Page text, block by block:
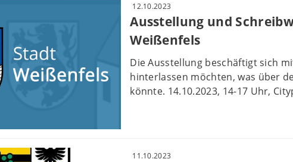
12.10.2023
Ausstellung und
Weißenfels
Die Ausstellung beschäftigt sich
hinterlassen möchten, was über
könnte. 14.10.2023, 14-17 Uhr,
11.10.2023